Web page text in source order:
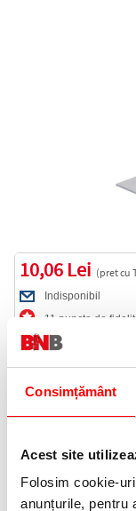
Consimțământ
Acest site
Folosim cookie-
anunțurile, pentru
10,06 Lei (pret cu
Indisponibil
11 puncte de